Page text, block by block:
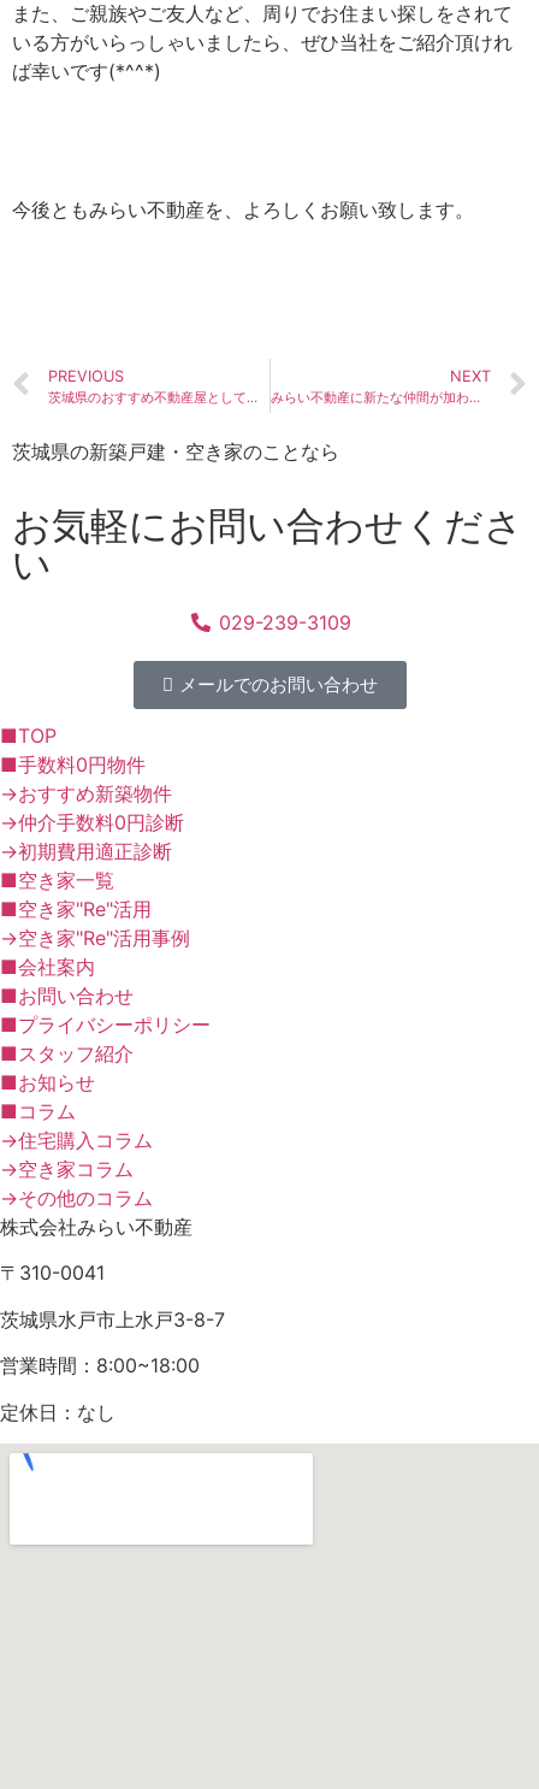
また、ご親族やご友人など、周りでお住まい探しをされて
いる方がいらっしゃいましたら、ぜひ当社をご紹介頂けれ
ば幸いです(*^^*)
今後ともみらい不動産を、よろしくお願い致します。
PREVIOUS
茨城県のおすすめ不動産屋として紹介されました！！
NEXT
みらい不動産に新たな仲間が加わりました！！！
茨城県の新築戸建・空き家のことなら
お気軽にお問い合わせくださ
い
029-239-3109
メールでのお問い合わせ
■TOP
■手数料0円物件
→おすすめ新築物件
→仲介手数料0円診断
→初期費用適正診断
■空き家一覧
■空き家"Re"活用
→空き家"Re"活用事例
■会社案内
■お問い合わせ
■プライバシーポリシー
■スタッフ紹介
■お知らせ
■コラム
→住宅購入コラム
→空き家コラム
→その他のコラム
株式会社みらい不動産
〒310-0041
茨城県水戸市上水戸3-8-7
営業時間：8:00~18:00
定休日：なし